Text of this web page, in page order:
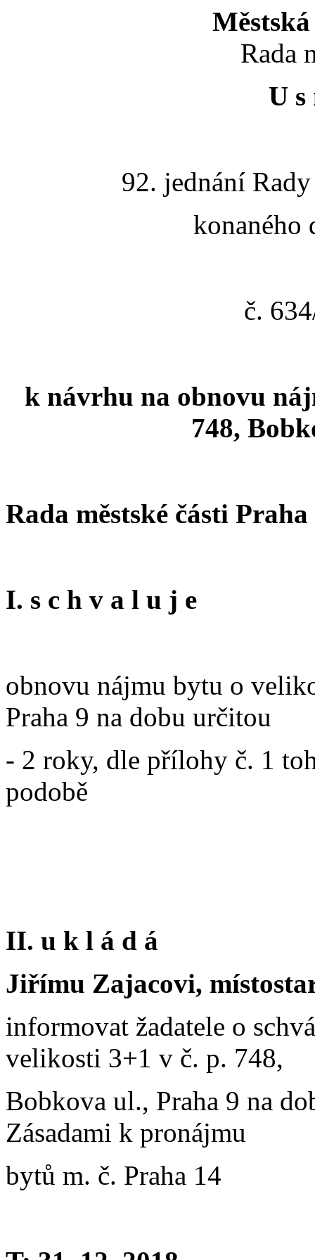
Rada
U s
92. jednání
konaného
č.
k návrhu na obnovu
748,
Rada městské části Praha
I. s c h v a l u j e
obnovu nájmu bytu o
Praha 9 na dobu určitou
- 2 roky, dle přílohy č. 1
podobě
II. u k l á d á
Jiřímu Zajacovi,
informovat žadatele o
velikosti 3+1 v č. p. 748,
Bobkova ul., Praha 9 na
Zásadami k pronájmu
bytů m. č. Praha 14